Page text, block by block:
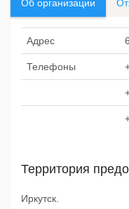
Об организации
Адрес
Телефоны
Территория
Иркутск.